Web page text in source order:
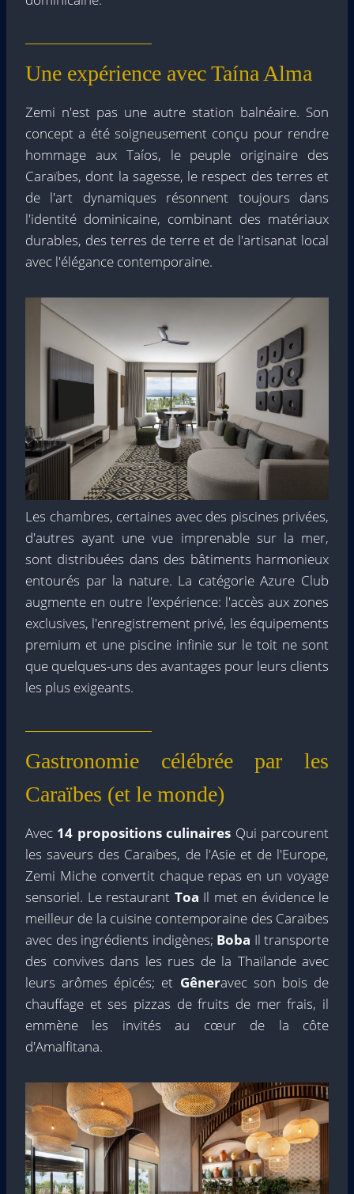
Une expérience avec Taína Alma
Zemi n'est pas une autre station balnéaire. Son
concept a été soigneusement conçu pour rendre
hommage aux Taíos, le peuple originaire des
Caraïbes, dont la sagesse, le respect des terres et
de l'art dynamiques résonnent toujours dans
l'identité dominicaine, combinant des matériaux
durables, des terres de terre et de l'artisanat local
avec l'élégance contemporaine.
Les chambres, certaines avec des piscines privées,
d'autres ayant une vue imprenable sur la mer,
sont distribuées dans des bâtiments harmonieux
entourés par la nature. La catégorie Azure Club
augmente en outre l'expérience: l'accès aux zones
exclusives, l'enregistrement privé, les équipements
premium et une piscine infinie sur le toit ne sont
que quelques-uns des avantages pour leurs clients
les plus exigeants.
Gastronomie célébrée par les
Caraïbes (et le monde)
Avec 14 propositions culinaires Qui parcourent
les saveurs des Caraïbes, de l'Asie et de l'Europe,
Zemi Miche convertit chaque repas en un voyage
sensoriel. Le restaurant Toa Il met en évidence le
meilleur de la cuisine contemporaine des Caraïbes
avec des ingrédients indigènes; Boba Il transporte
des convives dans les rues de la Thaïlande avec
leurs arômes épicés; et Gêneravec son bois de
chauffage et ses pizzas de fruits de mer frais, il
emmène les invités au cœur de la côte
d'Amalfitana.